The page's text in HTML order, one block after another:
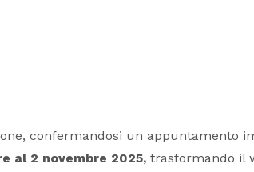
confermandosi un appuntamento
al 2 novembre 2025, trasformando il